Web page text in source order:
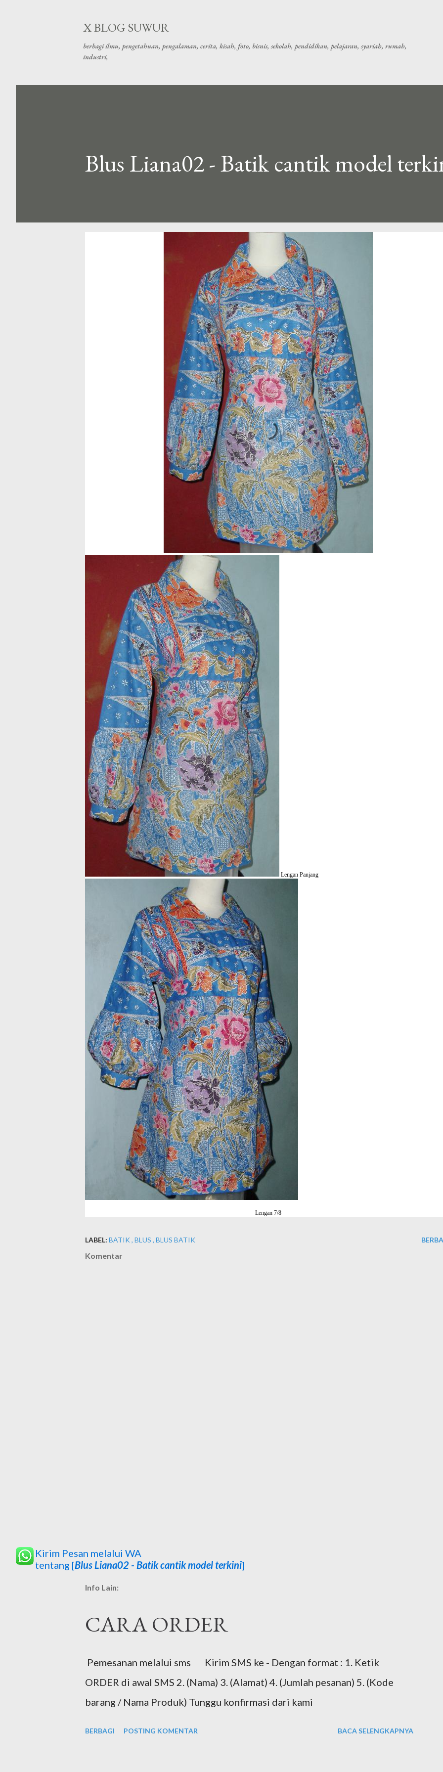
X BLOG SUWUR
berbagi ilmu, pengetahuan, pengalaman, cerita, kisah, foto, bisnis, sekolah, pendidikan, pelajaran, syariah, rumah,
industri,
Blus Liana02 - Batik cantik model
Lengan Panjang
Lengan 7/8
LABEL: BATIK BLUS BLUS BATIK
Komentar
Kirim Pesan melalui WA
tentang [Blus Liana02 - Batik cantik model terkini]
Info Lain:
CARA ORDER
Pemesanan melalui sms Kirim SMS ke - Dengan format : 1. Ketik
ORDER di awal SMS 2. (Nama) 3. (Alamat) 4. (Jumlah pesanan) 5. (Kode
barang / Nama Produk) Tunggu konfirmasi dari kami
BERBAGI POSTING KOMENTAR BACA SELENGKAPNYA